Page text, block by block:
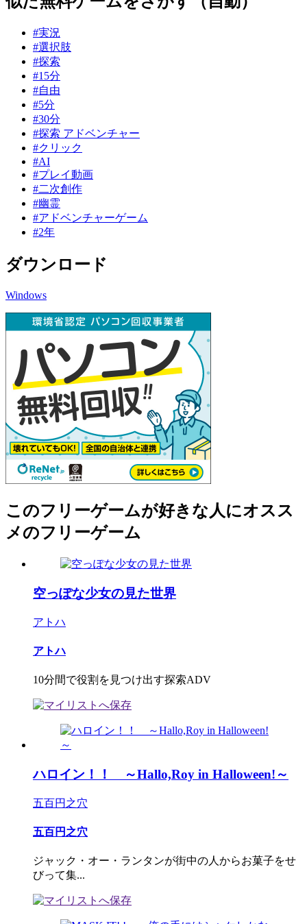
#実況
#選択肢
#探索
#15分
#自由
#5分
#30分
#探索 アドベンチャー
#クリック
#AI
#プレイ動画
#二次創作
#幽霊
#アドベンチャーゲーム
#2年
ダウンロード
Windows
このフリーゲームが好きな人にオスス
メのフリーゲーム
空っぽな少女の見た世界
アトハ
アトハ
10分間で役割を見つけ出す探索ADV
ハロイン！！ ～Hallo,Roy in Halloween!～
五百円之穴
五百円之穴
ジャック・オー・ランタンが街中の人からお菓子をせ
びって集...